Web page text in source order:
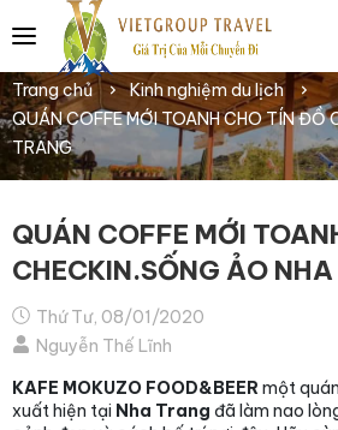
Trang chủ
Kinh nghiệm du lịch
QUÁN COFFE MỚI TOANH CHO TÍN ĐỒ
TRANG
QUÁN COFFE MỚI
CHECKIN.SỐNG ẢO
Thứ Tư, 08/01/2020
Nguyễn Thế Lĩnh
KAFE MOKUZO FOOD&BEER một
xuất hiện tại Nha Trang đã làm nao